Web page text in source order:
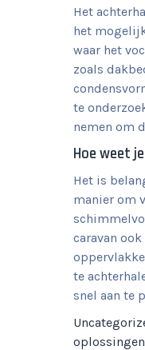
Het
het
waar het
zoals
te
nemen om
Hoe weet
Het is
manier om
caravan
te
snel aan te
oplossingen